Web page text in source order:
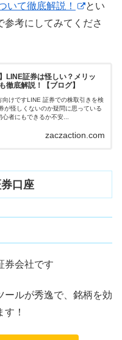
いて徹底解説！
とい
参考にしてみてくださ
LINE証券は怪しい？メリッ
徹底解説！【ブログ】
向けですLINE 証券での株取引きを検
が怪しくないのか疑問に思っている
者にもできるか不安...
zaczaction.com
口座
券会社です
ールが秀逸で、銘柄を効
！